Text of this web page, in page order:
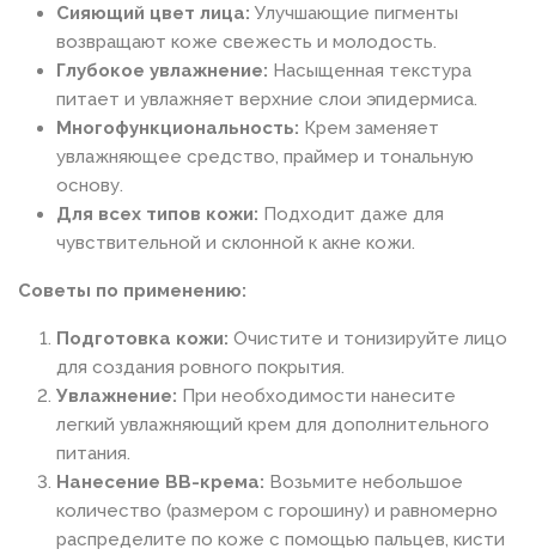
Сияющий цвет лица: Улучшающие пигменты
возвращают коже свежесть и молодость.
Глубокое увлажнение: Насыщенная текстура
питает и увлажняет верхние слои эпидермиса.
Многофункциональность: Крем заменяет
увлажняющее средство, праймер и тональную
основу.
Для всех типов кожи: Подходит даже для
чувствительной и склонной к акне кожи.
Советы по применению:
Подготовка кожи: Очистите и тонизируйте лицо
для создания ровного покрытия.
Увлажнение: При необходимости нанесите
легкий увлажняющий крем для дополнительного
питания.
Нанесение BB-крема: Возьмите небольшое
количество (размером с горошину) и равномерно
распределите по коже с помощью пальцев, кисти